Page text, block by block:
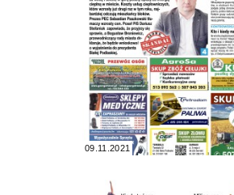
09.11.2021